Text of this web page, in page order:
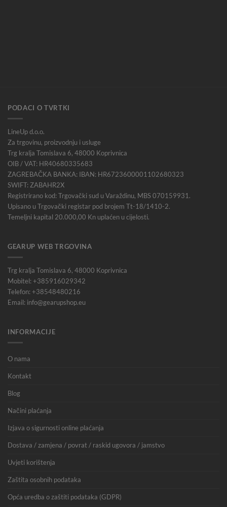
PODACI O TVRTKI
LineUp d.o.o.
Za trgovinu, proizvodnju i usluge
Trg kralja Tomislava 6, 48000 Koprivnica
OIB / VAT: HR40680335683
ZAGREBAČKA BANKA: IBAN: HR6723600001102680323
SWIFT: ZABAHR2X
Registrirano kod: Trgovački sud u Varaždinu, MBS 070159931.
Upisano u Trgovački registar pod brojem Tt-18/1410-2.
Temeljni kapital 20.000,00 Kn uplaćen u cijelosti.
GEARUP WEB TRGOVINA
Trg kralja Tomislava 6, 48000 Koprivnica
Mobitel: +385916029342
Telefon: +38548480216
Email: info@gearupshop.eu
INFORMACIJE
O nama
Kontakt
Blog
Načini plaćanja
Izjava o sigurnosti online plaćanja
Dostava / zamjena / povrat / raskid ugovora / jamstvo
Uvjeti korištenja
Zaštita osobnih podataka
Opća uredba o zaštiti podataka (GDPR)